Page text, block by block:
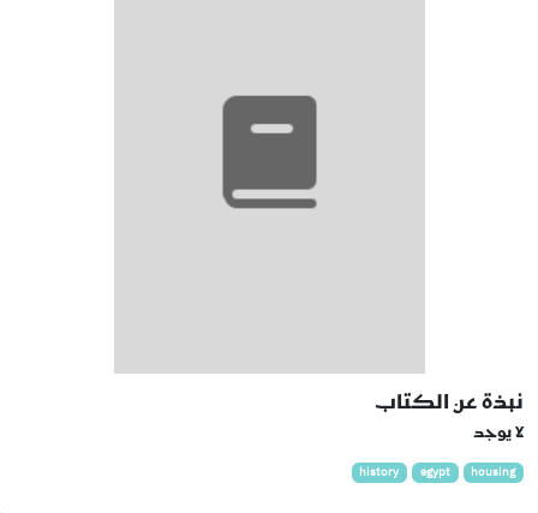
نبذة عن الكتاب
لا يوجد
housing
egypt
history